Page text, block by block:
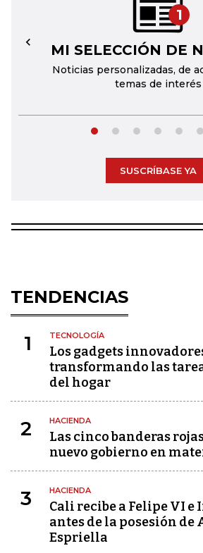
1
MI SELECCIÓN DE
Noticias personalizadas, de
temas de interés
←
SUSCRÍBASE YA
TENDENCIAS
1 TECNOLOGÍA
Los gadgets
transformando las
del hogar
2 HACIENDA
Las cinco banderas
nuevo gobierno en
3 HACIENDA
Cali recibe a Felipe VI
antes de la posesión de
Espriella